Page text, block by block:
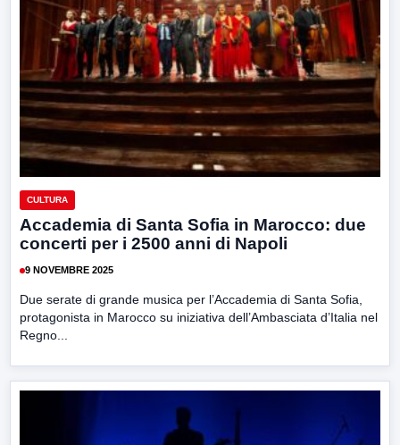
CULTURA
Accademia di Santa Sofia in Marocco: due
concerti per i 2500 anni di Napoli
9 NOVEMBRE 2025
Due serate di grande musica per l’Accademia di Santa Sofia,
protagonista in Marocco su iniziativa dell’Ambasciata d’Italia nel
Regno...